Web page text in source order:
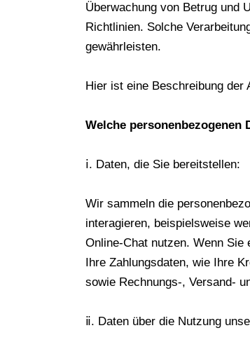
Überwachung von Betrug und
Richtlinien. Solche
gewährleisten.
Hier ist eine Beschreibung
Welche personenbezogenen
ⅰ. Daten, die Sie bereitstellen:
Wir sammeln die
interagieren, beispielsweise
Online-Chat nutzen. Wenn Sie
Ihre Zahlungsdaten, wie Ihre
sowie Rechnungs-, Versand-
ⅱ. Daten über die Nutzung